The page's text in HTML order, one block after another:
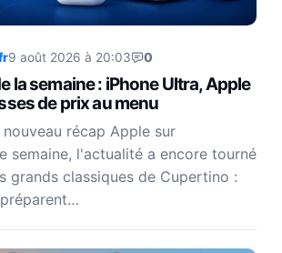
9 août 2026 à 20:03 0
la semaine : iPhone Ultra, Apple
de prix au menu
récap Apple sur
semaine, l'actualité a encore tourné
grands classiques de Cupertino :